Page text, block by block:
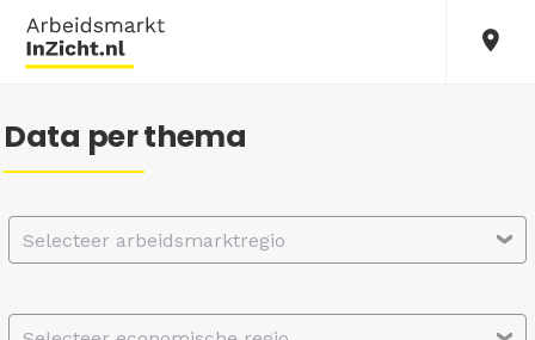
Data per thema
Selecteer arbeidsmarktregio